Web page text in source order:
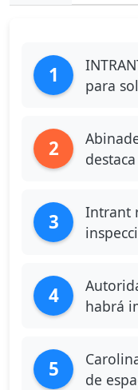
1
para
2
3
Intrant
4
habrá
5
de